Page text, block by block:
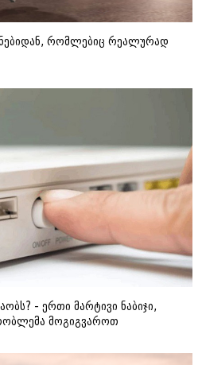
რომლებიც რეალურად
- ერთი მარტივი ნაბიჯი,
მოგიგვაროთ